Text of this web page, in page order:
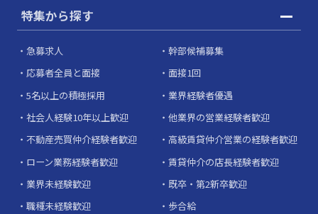
特集から探す
急募求人
幹部候補募集
応募者全員と面接
面接1回
5名以上の積極採用
業界経験者優遇
社会人経験10年以上歓迎
他業界の営業経験者歓迎
不動産売買仲介経験者歓迎
高級賃貸仲介営業の経験者歓迎
ローン業務経験者歓迎
賃貸仲介の店長経験者歓迎
業界未経験歓迎
既卒・第2新卒歓迎
職種未経験歓迎
歩合給